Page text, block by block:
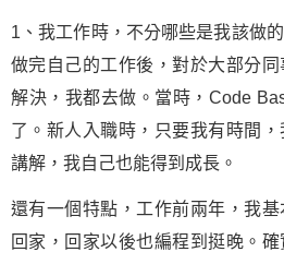
1、我工作時，不分哪些是我該做
做完自己的工作後，對於大部分
解決，我都去做。當時，Code
了。新人入職時，只要我有時間
講解，我自己也能得到成長。
還有一個特點，工作前兩年，我
回家，回家以後也編程到挺晚。